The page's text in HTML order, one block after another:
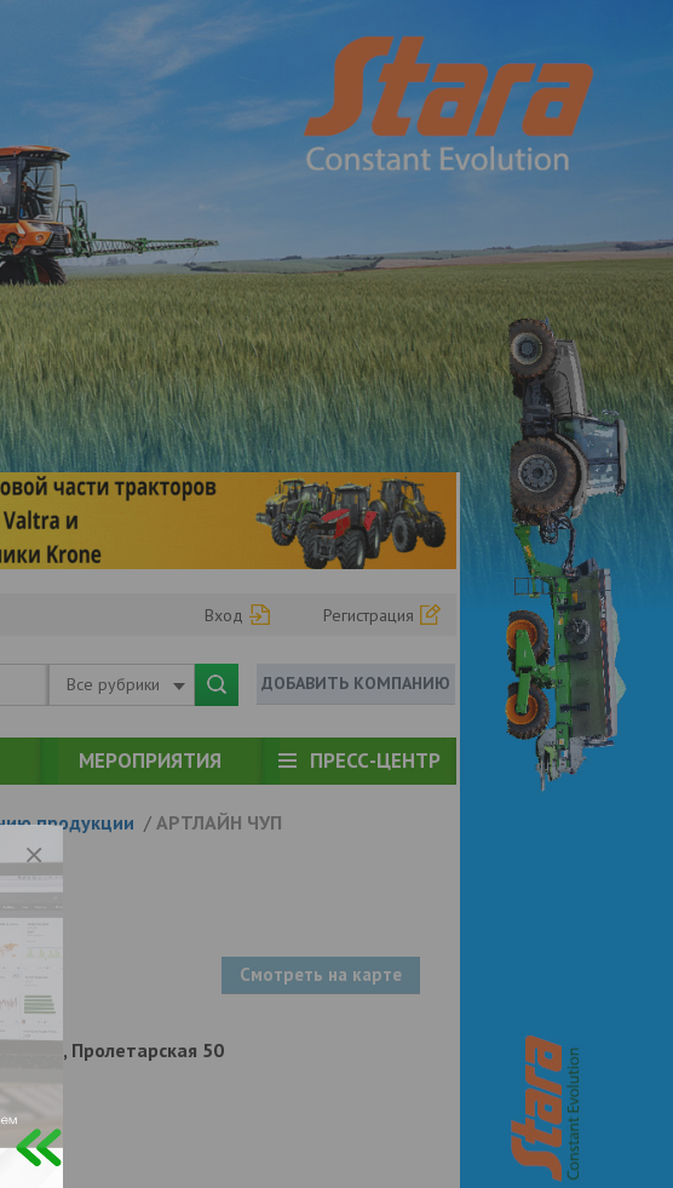
Вход Регистрация
Все рубрики ДОБАВИТЬ КОМПАНИЮ
МЕРОПРИЯТИЯ ПРЕСС-ЦЕНТР
продукции / АРТЛАЙН ЧУП
Смотреть на карте
Гродно, Пролетарская 50